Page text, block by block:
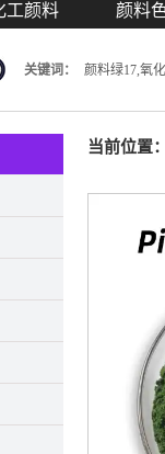
工颜料 颜料
关键词： 颜料绿17,氧
当前位置：